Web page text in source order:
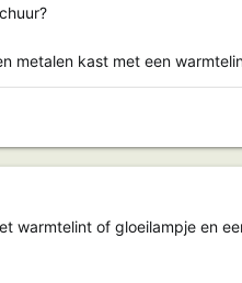
metalen kast met een
warmtelint of gloeilampje en